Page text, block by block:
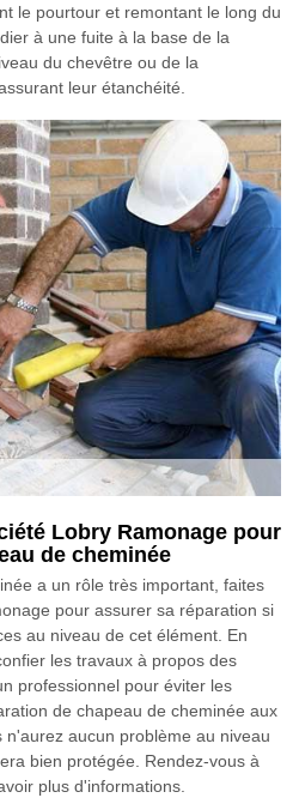
le pourtour et remontant le long du
à une fuite à la base de la
du chevêtre ou de la
leur étanchéité.
Lobry Ramonage pour
de cheminée
a un rôle très important, faites
pour assurer sa réparation si
au niveau de cet élément. En
les travaux à propos des
professionnel pour éviter les
de chapeau de cheminée aux
aucun problème au niveau
bien protégée. Rendez-vous à
plus d'informations.